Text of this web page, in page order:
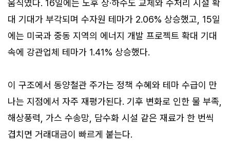
움직였다. 16일에는 노후 상·하수도 교체와 수처리 시설 확
대 기대가 부각되며 수자원 테마가 2.06% 상승했고, 15일
에는 미국과 중동 지역의 에너지 개발 프로젝트 확대 기대
속에 강관업체 테마가 1.41% 상승했다.
이 구조에서 동양철관 주가는 정책 수혜와 테마 수급이 만
나는 지점에서 자주 재평가된다. 기후 변화로 인한 물 부족,
해상풍력, 가스 수송망, 담수화 시설 같은 재료가 한 번씩
겹치면 거래대금이 빠르게 붙는다.